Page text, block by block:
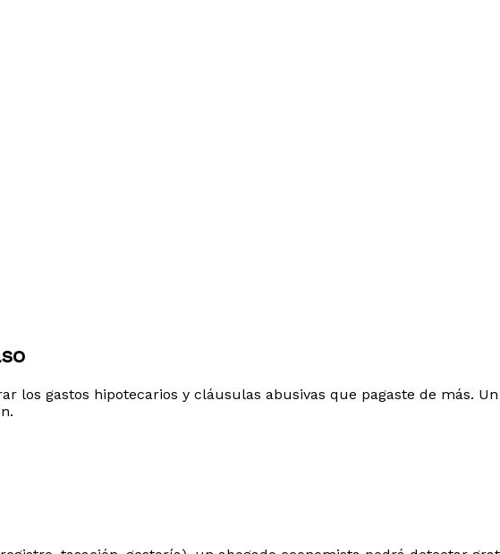
gastos hipotecarios y cláusulas abusivas que pagaste de más.